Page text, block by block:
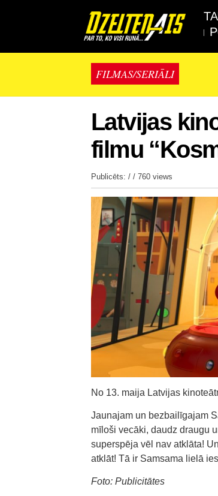
FILMAS/SERIĀLI
Latvijas
filmu
Publicēts: / / 760 views
No 13. maija Latvijas
Jaunajam un bezbailīgajam
mīloši vecāki, daudz draugu
superspēja vēl nav atklāta!
atklāt! Tā ir Samsama lielā
Foto: Publicitātes